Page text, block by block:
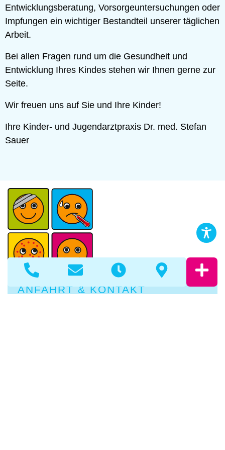
Entwicklungsberatung, Vorsorgeuntersuchungen oder
Impfungen ein wichtiger Bestandteil unserer täglichen
Arbeit.
Bei allen Fragen rund um die Gesundheit und
Entwicklung Ihres Kindes stehen wir Ihnen gerne zur
Seite.
Wir freuen uns auf Sie und Ihre Kinder!
Ihre Kinder- und Jugendarztpraxis Dr. med. Stefan
Sauer
ANFAHRT & KONTAKT